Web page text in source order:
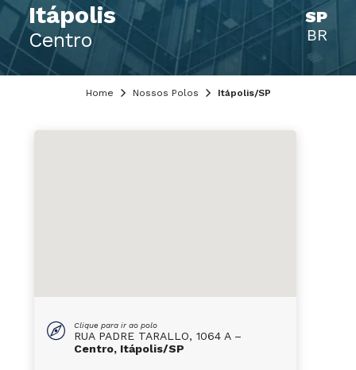
Itápolis
Centro
SP
BR
Home Nossos Polos Itápolis/SP
Clique para ir ao polo
RUA PADRE TARALLO, 1064 A –
Centro, Itápolis/SP